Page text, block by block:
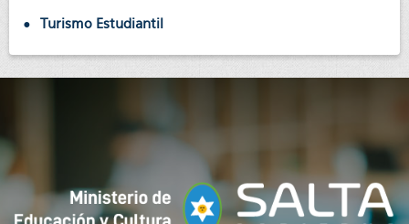
Turismo Estudiantil